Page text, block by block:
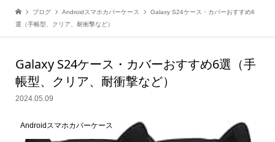
ブログ Androidスマホカバーケース
Galaxy S24ケース・カバーおすすめ6
選（手帳型、クリア、耐衝撃など）
Galaxy S24ケース・カバーおすすめ6選（手
帳型、クリア、耐衝撃など）
2024.05.09
Androidスマホカバーケース